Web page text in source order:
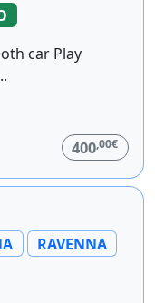
car Play
400,00€
RAVENNA